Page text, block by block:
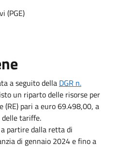
(PGE)
a seguito della DGR n.
un riparto delle risorse per
(RE) pari a euro 69.498,00, a
tariffe.
partire dalla retta di
di gennaio 2024 e fino a